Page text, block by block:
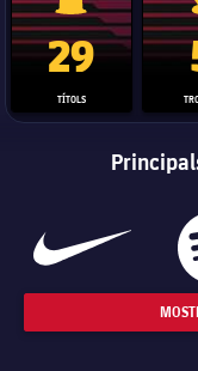
Trofeu de la Liga
29
TÍTOLS